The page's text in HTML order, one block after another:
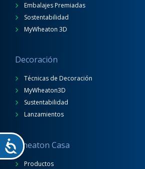
Embalajes Premiadas
Sostentabilidad
MyWheaton 3D
Decoración
Técnicas de Decoración
MyWheaton3D
Sustentabilidad
Lanzamientos
Wheaton Casa
Productos